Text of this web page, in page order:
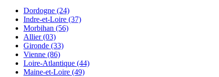
Dordogne (24)
Indre-et-Loire (37)
Morbihan (56)
Allier (03)
Gironde (33)
Vienne (86)
Loire-Atlantique (44)
Maine-et-Loire (49)